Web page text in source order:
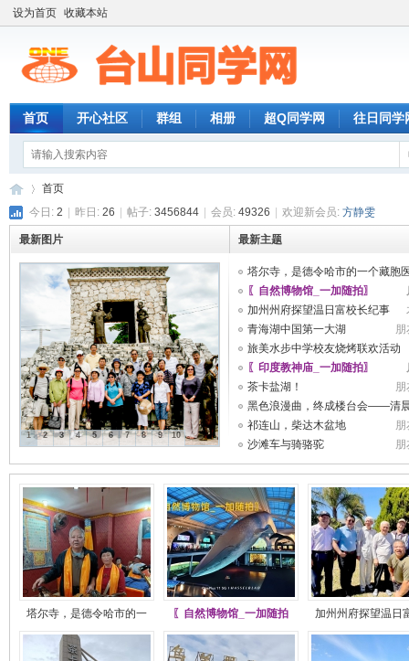
设为首页 收藏本站
首页 开心社区 群组 相册 超Q同学网 往日同学
山
»
首页
今日: 2 昨日: 26 帖子: 3456844 会员: 49326 欢迎新会员: 方静雯
最新图片
1 2 3 4 5 6 7 8 9 10
最新主题
塔尔寺，是德令哈市的一个藏胞
〖自然博物馆_一加随拍〗
加州州府探望温日富校长纪事
青海湖中国第一大湖
朋
旅美水步中学校友烧烤联欢活动
桂林山水
〖印度教神庙_一加随拍〗
茶卡盐湖！
朋
黑色浪漫曲，终成楼台会——清
曾
祁连山，柴达木盆地
朋
沙滩车与骑骆驼
朋
塔尔寺，是德令哈市的一 〖自然博物馆_一加随拍 加州州府探望温日